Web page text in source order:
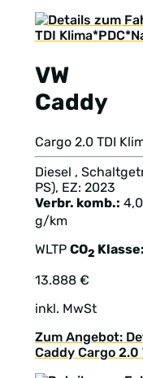
VW
Caddy
Cargo 2.0 TDI
Diesel ,
PS), EZ: 2023
Verbr. komb.:
g/km
WLTP CO2 Klasse:
13.888 €
inkl. MwSt
Zum Angebot:
Caddy Cargo 2.0